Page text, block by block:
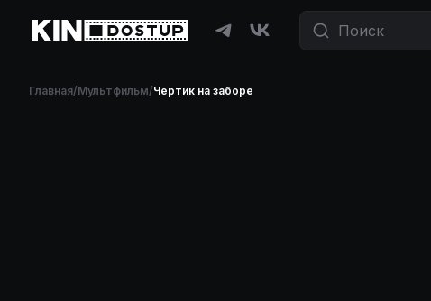
Главная/Мультфильм/Чертик на заборе